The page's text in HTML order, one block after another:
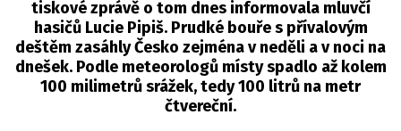
tiskové zprávě o tom dnes informovala mluvčí
hasičů Lucie Pipiš. Prudké bouře s přívalovým
deštěm zasáhly Česko zejména v neděli a v noci na
dnešek. Podle meteorologů místy spadlo až kolem
100 milimetrů srážek, tedy 100 litrů na metr
čtvereční.